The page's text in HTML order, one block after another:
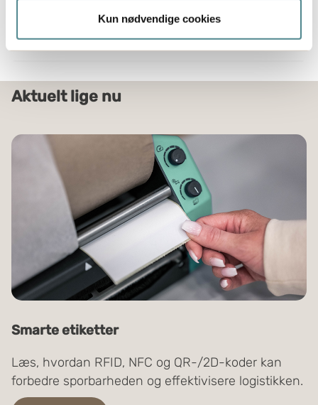
Indsamle præcise oplysninger om din placering,
Dine valg anvendes på hele websitet.
funktionalitet og optimere din brugeroplevelse. Ved at
tillade cookies på vores hjemmeside, giver du dit
samtykke til at bruge cookies, du kan også administrere
dine cookieindstillinger ved at klike på "Tilpas".
Kun nødvendige cookies
Aktuelt lige nu
Smarte etiketter
Læs, hvordan RFID, NFC og QR-/2D-koder kan
forbedre sporbarheden og effektivisere logistikken.